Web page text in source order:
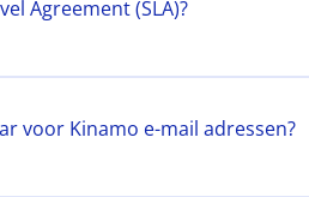
Agreement (SLA)?
voor Kinamo e-mail adressen?